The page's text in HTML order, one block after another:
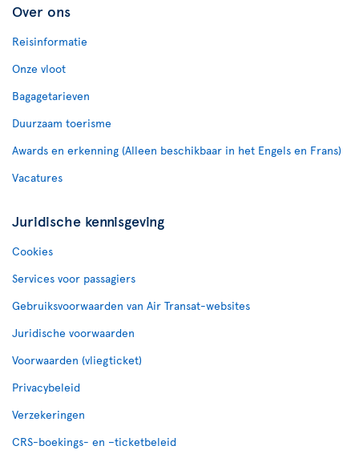
Over ons
Reisinformatie
Onze vloot
Bagagetarieven
Duurzaam toerisme
Awards en erkenning (Alleen beschikbaar in het Engels en Frans)
Vacatures
Juridische kennisgeving
Cookies
Services voor passagiers
Gebruiksvoorwaarden van Air Transat-websites
Juridische voorwaarden
Voorwaarden (vliegticket)
Privacybeleid
Verzekeringen
CRS-boekings- en –ticketbeleid